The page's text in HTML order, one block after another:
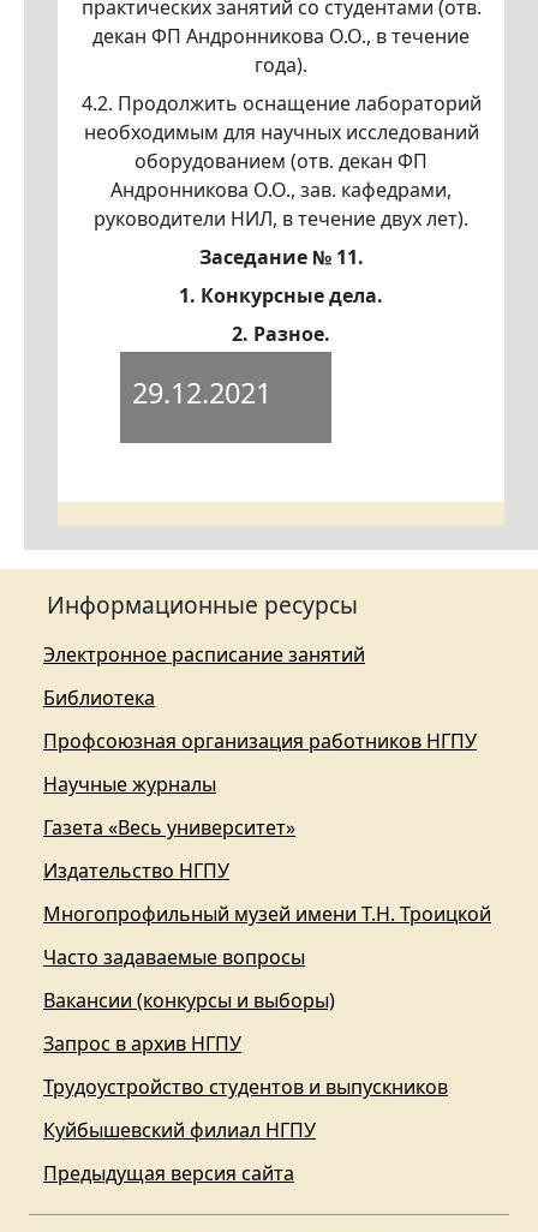
практических занятий со студентами (отв.
декан ФП Андронникова О.О., в течение
года).
4.2. Продолжить оснащение лабораторий
необходимым для научных исследований
оборудованием (отв. декан ФП
Андронникова О.О., зав. кафедрами,
руководители НИЛ, в течение двух лет).
Заседание № 11.
1. Конкурсные дела.
2. Разное.
29.12.2021
Информационные ресурсы
Электронное расписание занятий
Библиотека
Профсоюзная организация работников НГПУ
Научные журналы
Газета «Весь университет»
Издательство НГПУ
Многопрофильный музей имени Т.Н. Троицкой
Часто задаваемые вопросы
Вакансии (конкурсы и выборы)
Запрос в архив НГПУ
Трудоустройство студентов и выпускников
Куйбышевский филиал НГПУ
Предыдущая версия сайта